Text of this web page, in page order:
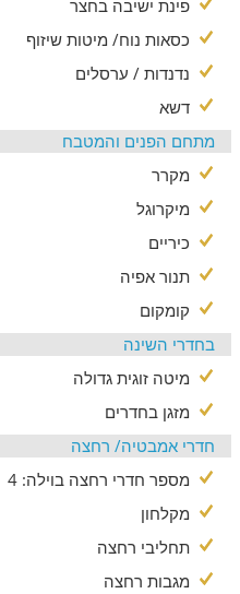
25 דקות מנהריה וחופי הים.
ביניהן מסעדות מעולות, רכיבה
המשפחה והחברים.
בתוספת תשלום
באפשרותכם להזמין ארוחת
וטיפולים בתשלום נוסף ובהודעה
פינת ישיבה בחצר
כסאות נוח/ מיטות שיזוף
נדנדות / ערסלים
דשא
מתחם הפנים והמטבח
מקרר
מיקרוגל
כיריים
תנור אפיה
קומקום
בחדרי השינה
מיטה זוגית גדולה
מזגן בחדרים
חדרי אמבטיה/ רחצה
מספר חדרי רחצה בוילה: 4
מקלחון
תחליבי רחצה
מגבות רחצה